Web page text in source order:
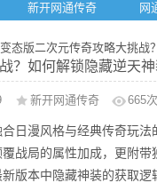
新开网通传奇 网
态版二次元传奇攻略大挑战
？如何解锁隐藏逆天
新开网通传奇 665
日漫风格与经典传奇玩
战局的属性加成，更附
版本中隐藏神装的获取逻